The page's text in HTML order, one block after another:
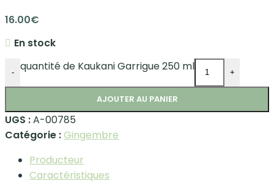
16.00€
En stock
- quantité de Kaukani Garrigue 250 ml +
AJOUTER AU PANIER
UGS :A-00785
Catégorie :Gingembre
Producteur
Caractéristiques